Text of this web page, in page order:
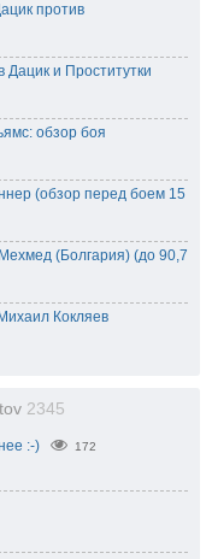
против
и Проститутки
обзор боя
(обзор перед боем 15
(Болгария) (до 90,7
Кокляев
2345
:-) 172